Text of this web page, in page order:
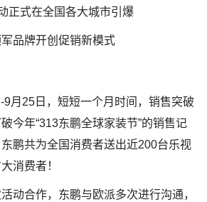
正式在全国各大城市引爆
品牌开创促销新模式
9月25日，短短一个月时间，销售突破
今年“313东鹏全球家装节”的销售记
鹏共为全国消费者送出近200台乐视
消费者！
动合作，东鹏与欧派多次进行沟通，